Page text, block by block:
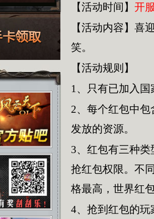
【活动时间】 开
【活动内容】 喜
笑。
【活动规则】
1、只有已加入
2、每个红包中
发放的资源。
3、红包有三种
抢红包权限。不
格最高，世界红
4、抢到红包的